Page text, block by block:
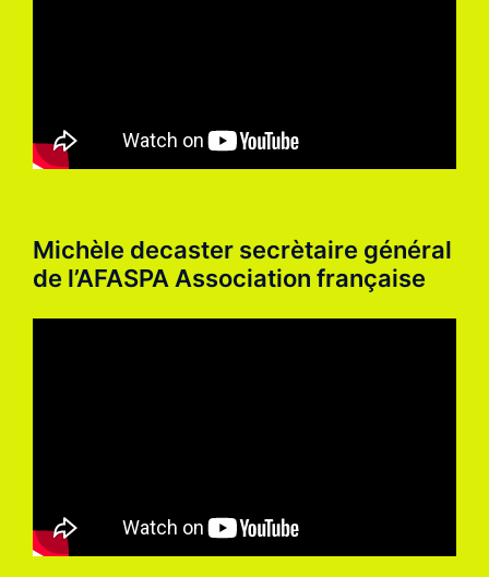
Michèle decaster secrètaire général
de l’AFASPA Association française